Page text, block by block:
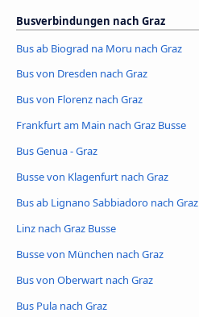
Busverbindungen nach Graz
Bus ab Biograd na Moru nach Graz
Bus von Dresden nach Graz
Bus von Florenz nach Graz
Frankfurt am Main nach Graz Busse
Bus Genua - Graz
Busse von Klagenfurt nach Graz
Bus ab Lignano Sabbiadoro nach Graz
Linz nach Graz Busse
Busse von München nach Graz
Bus von Oberwart nach Graz
Bus Pula nach Graz